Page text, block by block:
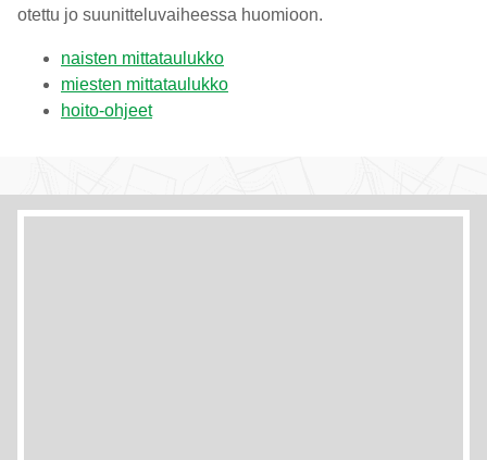
otettu jo suunitteluvaiheessa huomioon.
naisten mittataulukko
miesten mittataulukko
hoito-ohjeet